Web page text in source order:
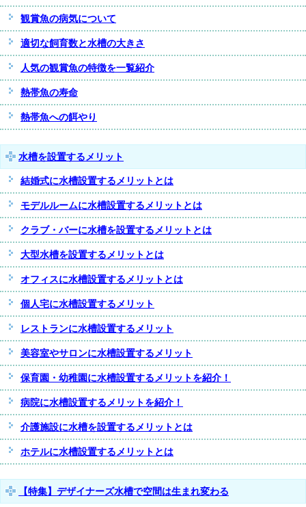
観賞魚の病気について
適切な飼育数と水槽の大きさ
人気の観賞魚の特徴を一覧紹介
熱帯魚の寿命
熱帯魚への餌やり
水槽を設置するメリット
結婚式に水槽設置するメリットとは
モデルルームに水槽設置するメリットとは
クラブ・バーに水槽を設置するメリットとは
大型水槽を設置するメリットとは
オフィスに水槽設置するメリットとは
個人宅に水槽設置するメリット
レストランに水槽設置するメリット
美容室やサロンに水槽設置するメリット
保育園・幼稚園に水槽設置するメリットを紹介！
病院に水槽設置するメリットを紹介！
介護施設に水槽を設置するメリットとは
ホテルに水槽設置するメリットとは
【特集】デザイナーズ水槽で空間は生まれ変わる